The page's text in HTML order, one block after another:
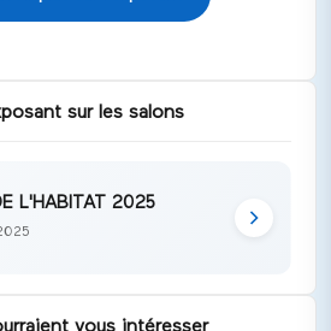
sur les salons
L'HABITAT 2025